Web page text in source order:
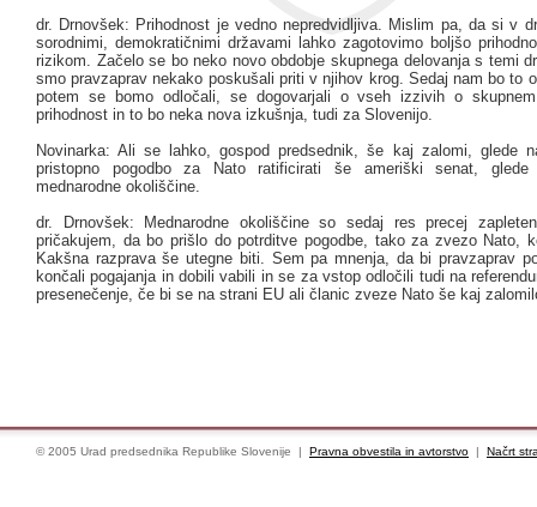
dr. Drnovšek: Prihodnost je vedno nepredvidljiva. Mislim pa, da si v
sorodnimi, demokratičnimi državami lahko zagotovimo boljšo
rizikom. Začelo se bo neko novo obdobje skupnega delovanja s temi
smo pravzaprav nekako poskušali priti v njihov krog. Sedaj nam bo to
potem se bomo odločali, se dogovarjali o vseh izzivih o
prihodnost in to bo neka nova izkušnja, tudi za Slovenijo.
Novinarka: Ali se lahko, gospod predsednik, še kaj zalomi, glede
pristopno pogodbo za Nato ratificirati še ameriški senat, glede
mednarodne okoliščine.
dr. Drnovšek: Mednarodne okoliščine so sedaj res precej
pričakujem, da bo prišlo do potrditve pogodbe, tako za zvezo Nato,
Kakšna razprava še utegne biti. Sem pa mnenja, da bi pravzaprav
končali pogajanja in dobili vabili in se za vstop odločili tudi na
presenečenje, če bi se na strani EU ali članic zveze Nato še kaj
© 2005 Urad predsednika Republike Slovenije | Pravna obvestila in avtorstvo | Načrt